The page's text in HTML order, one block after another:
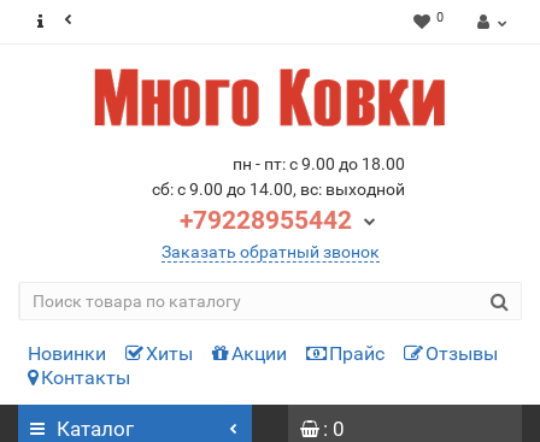
0
пн - пт: с 9.00 до 18.00
сб: с 9.00 до 14.00, вс: выходной
+79228955442
Заказать обратный звонок
Новинки Хиты Акции Прайс
Отзывы
Контакты
Каталог : 0